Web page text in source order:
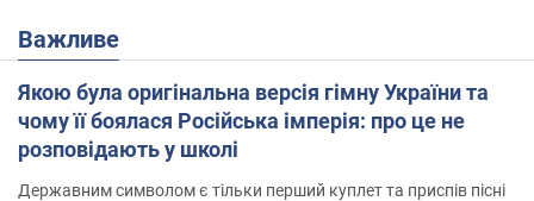
Важливе
Якою була оригінальна версія гімну України та
чому її боялася Російська імперія: про це не
розповідають у школі
Державним символом є тільки перший куплет та приспів пісні